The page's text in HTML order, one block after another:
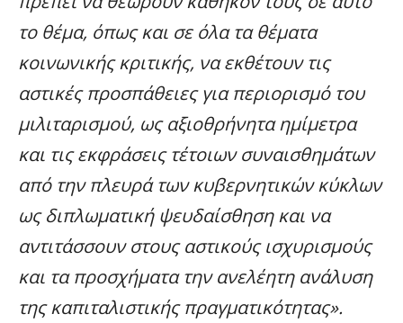
το θέμα, όπως και σε όλα τα θέματα
κοινωνικής κριτικής, να εκθέτουν τις
αστικές προσπάθειες για περιορισμό του
μιλιταρισμού, ως αξιοθρήνητα ημίμετρα
και τις εκφράσεις τέτοιων συναισθημάτων
από την πλευρά των κυβερνητικών κύκλων
ως διπλωματική ψευδαίσθηση και να
αντιτάσσουν στους αστικούς ισχυρισμούς
και τα προσχήματα την ανελέητη ανάλυση
της καπιταλιστικής πραγματικότητας».